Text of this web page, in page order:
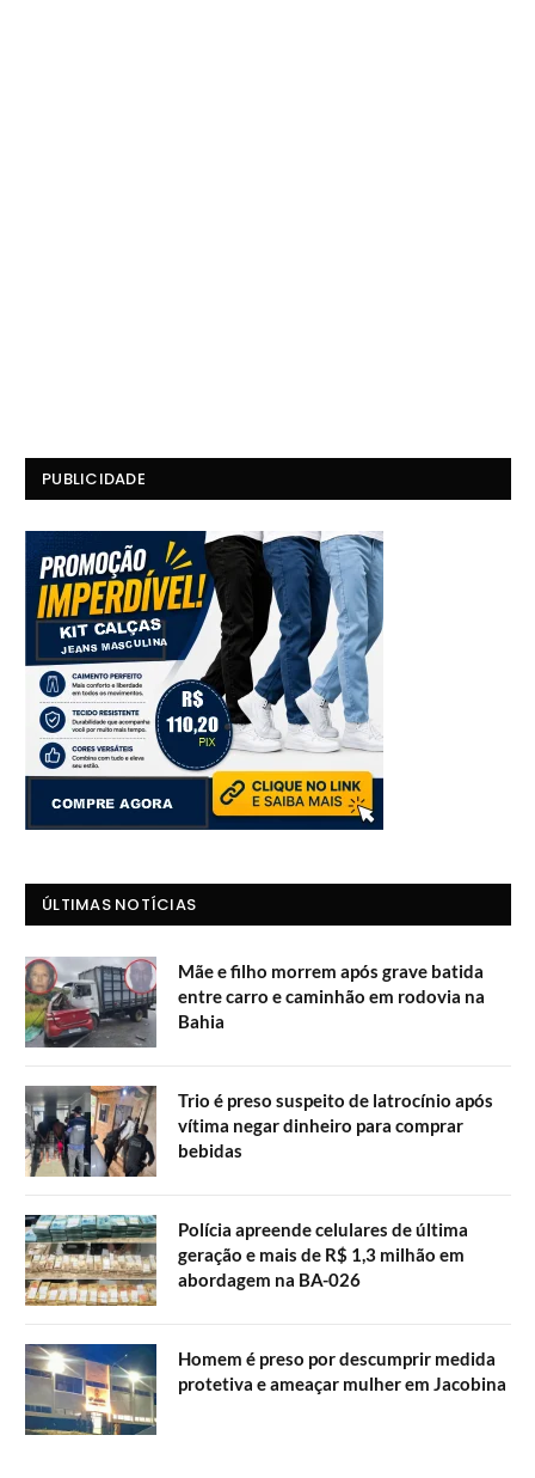
PUBLICIDADE
ÚLTIMAS NOTÍCIAS
Mãe e filho morrem após grave batida
entre carro e caminhão em rodovia na
Bahia
Trio é preso suspeito de latrocínio após
vítima negar dinheiro para comprar
bebidas
Polícia apreende celulares de última
geração e mais de R$ 1,3 milhão em
abordagem na BA-026
Homem é preso por descumprir medida
protetiva e ameaçar mulher em Jacobina